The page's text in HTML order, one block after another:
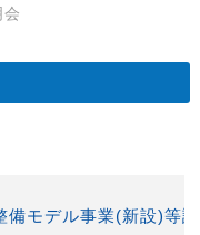
備モデル事業(新設)等